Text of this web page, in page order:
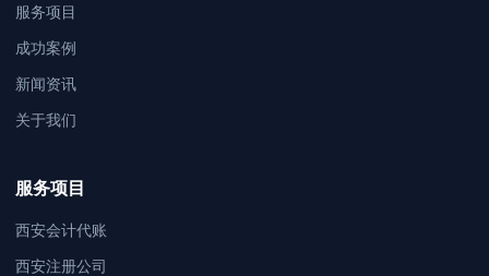
服务项目
成功案例
新闻资讯
关于我们
服务项目
西安会计代账
西安注册公司